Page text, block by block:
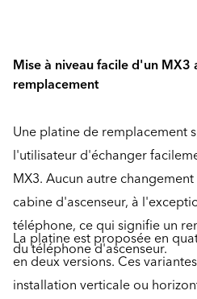
Mise à niveau facile d'un MX3
remplacement
Une platine de remplacement
l'utilisateur d'échanger
MX3. Aucun autre
cabine d'ascenseur, à
téléphone, ce qui signifie un
du téléphone d'ascenseur.
La platine est proposée en
en deux versions. Ces
installation verticale ou